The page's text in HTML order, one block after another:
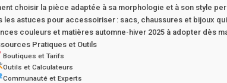
choisir la pièce adaptée à sa morphologie et à son style
les astuces pour accessoiriser : sacs, chaussures et bijoux
couleurs et matières automne-hiver 2025 à adopter dès
Pratiques et Outils
Boutiques et Tarifs
Outils et Calculateurs
Communauté et Experts